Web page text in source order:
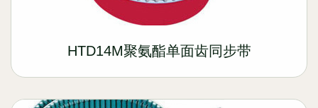
HTD14M聚氨酯单面齿同步带